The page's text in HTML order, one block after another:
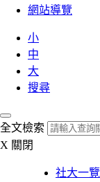
網站導覽
小
中
大
搜尋
全文檢索
X 關閉
社大一覽